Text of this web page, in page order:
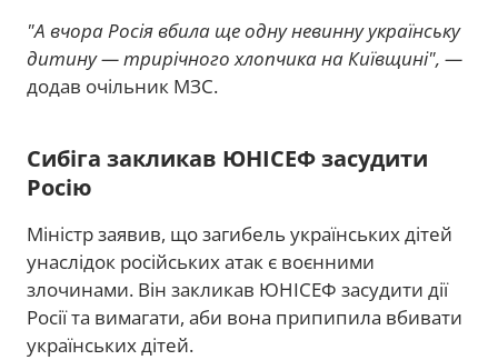
"А вчора Росія вбила ще одну невинну українську
дитину — трирічного хлопчика на Київщині", —
додав очільник МЗС.
Сибіга закликав ЮНІСЕФ засудити
Росію
Міністр заявив, що загибель українських дітей
унаслідок російських атак є воєнними
злочинами. Він закликав ЮНІСЕФ засудити дії
Росії та вимагати, аби вона припипила вбивати
українських дітей.